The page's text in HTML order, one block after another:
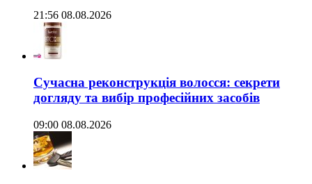
21:56 08.08.2026
Сучасна реконструкція волосся: секрети
догляду та вибір професійних засобів
09:00 08.08.2026